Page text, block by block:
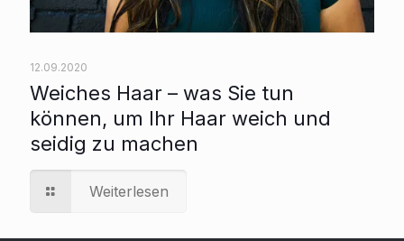
12.09.2020
Weiches Haar – was Sie tun
können, um Ihr Haar weich und
seidig zu machen
Weiterlesen